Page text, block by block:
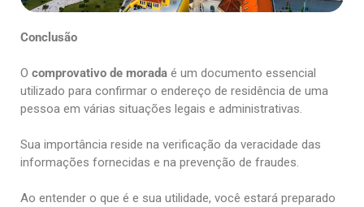
Conclusão
O comprovativo de morada é um documento essencial
utilizado para confirmar o endereço de residência de uma
pessoa em várias situações legais e administrativas.
Sua importância reside na verificação da veracidade das
informações fornecidas e na prevenção de fraudes.
Ao entender o que é e sua utilidade, você estará preparado